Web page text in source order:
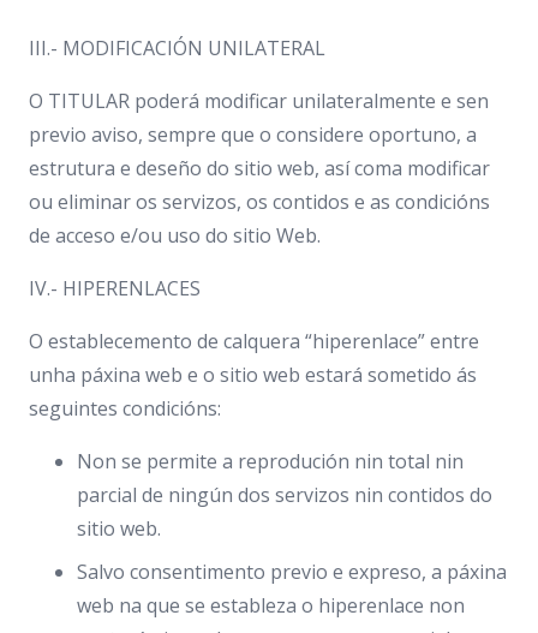
III.- MODIFICACIÓN UNILATERAL
O TITULAR poderá modificar unilateralmente e sen
previo aviso, sempre que o considere oportuno, a
estrutura e deseño do sitio web, así coma modificar
ou eliminar os servizos, os contidos e as condicións
de acceso e/ou uso do sitio Web.
IV.- HIPERENLACES
O establecemento de calquera “hiperenlace” entre
unha páxina web e o sitio web estará sometido ás
seguintes condicións:
Non se permite a reprodución nin total nin
parcial de ningún dos servizos nin contidos do
sitio web.
Salvo consentimento previo e expreso, a páxina
web na que se estableza o hiperenlace non